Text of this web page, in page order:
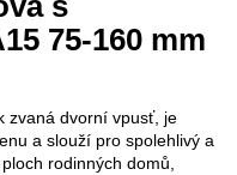
75-160 mm
zvaná dvorní vpusť, je
a slouží pro spolehlivý a
rodinných domů,